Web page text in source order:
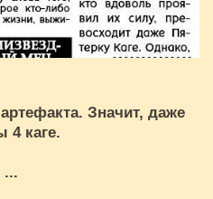
Значит, даже
4 каге.
...